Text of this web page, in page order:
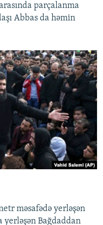
parçalanma
Abbas da həmin
məsafədə yerləşən
Bağdaddan